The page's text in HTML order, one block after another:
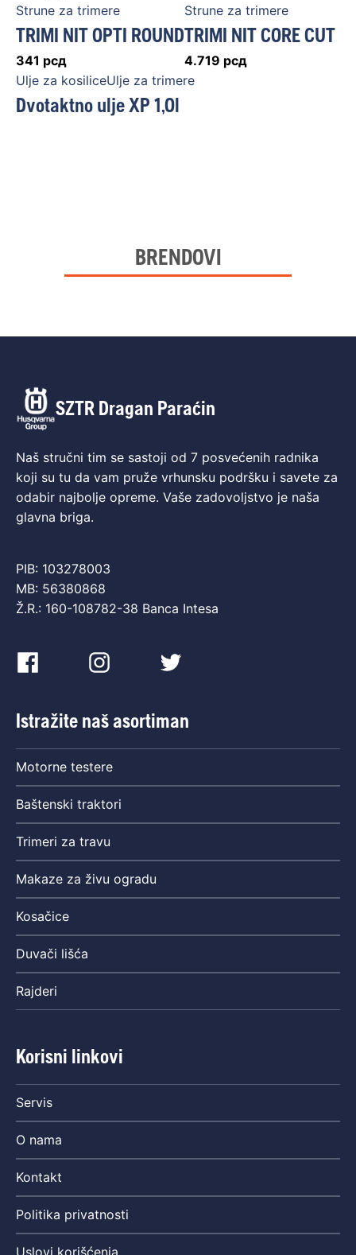
Strune za trimere
TRIMI NIT OPTI ROUND
341 рсд
Strune za trimere
TRIMI NIT CORE CUT
4.719 рсд
Ulje za kosiliceUlje za trimere
Dvotaktno ulje XP 1,0l
BRENDOVI
SZTR Dragan Paraćin
Naš stručni tim se sastoji od 7 posvećenih radnika
koji su tu da vam pruže vrhunsku podršku i savete za
odabir najbolje opreme. Vaše zadovoljstvo je naša
glavna briga.
PIB: 103278003
MB: 56380868
Ž.R.: 160-108782-38 Banca Intesa
Istražite naš asortiman
Motorne testere
Baštenski traktori
Trimeri za travu
Makaze za živu ogradu
Kosačice
Duvači lišća
Rajderi
Korisni linkovi
Servis
O nama
Kontakt
Politika privatnosti